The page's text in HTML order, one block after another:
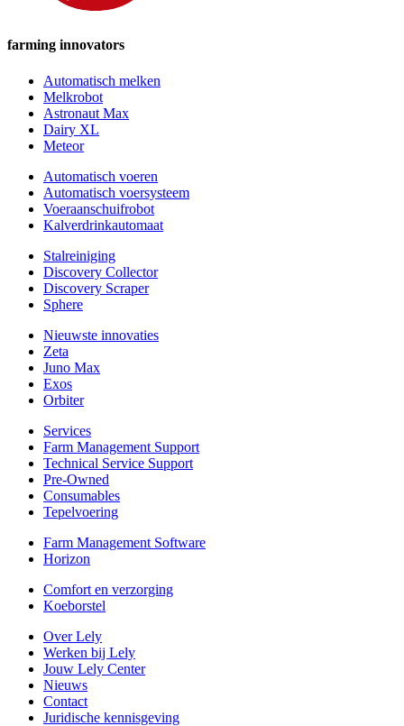
farming innovators
Automatisch melken
Melkrobot
Astronaut Max
Dairy XL
Meteor
Automatisch voeren
Automatisch voersysteem
Voeraanschuifrobot
Kalverdrinkautomaat
Stalreiniging
Discovery Collector
Discovery Scraper
Sphere
Nieuwste innovaties
Zeta
Juno Max
Exos
Orbiter
Services
Farm Management Support
Technical Service Support
Pre-Owned
Consumables
Tepelvoering
Farm Management Software
Horizon
Comfort en verzorging
Koeborstel
Over Lely
Werken bij Lely
Jouw Lely Center
Nieuws
Contact
Juridische kennisgeving